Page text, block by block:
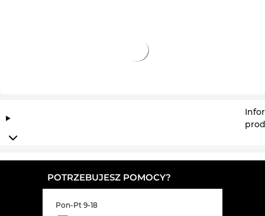
POTRZEBUJESZ POMOCY?
Pon-Pt 9-18